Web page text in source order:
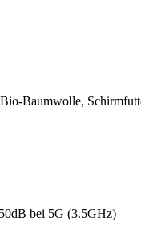
Baumwolle,